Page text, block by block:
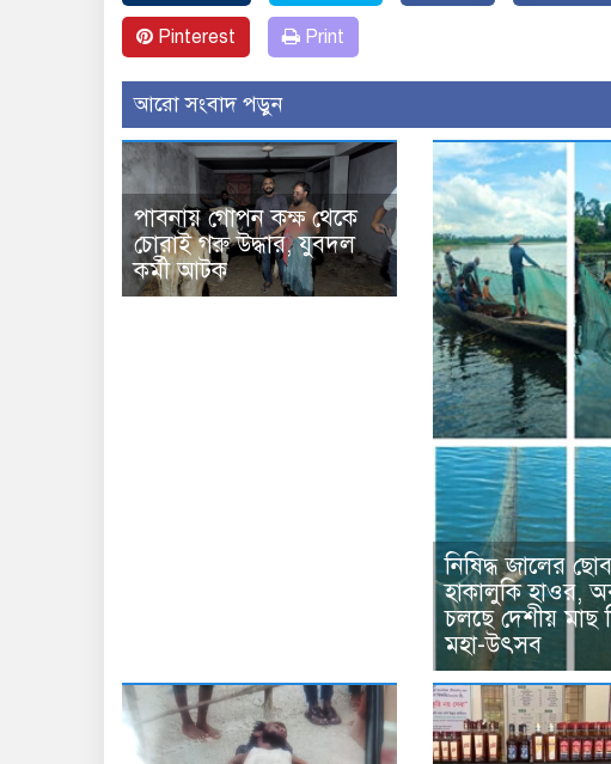
Pinterest Print
আরো সংবাদ পড়ুন
পাবনায় গোপন কক্ষ থেকে
চোরাই গরু উদ্ধার, যুবদল
কর্মী আটক
নিষিদ্ধ জালের
হাকালুকি হাওর,
চলছে দেশীয় মাছ
মহা-উৎসব